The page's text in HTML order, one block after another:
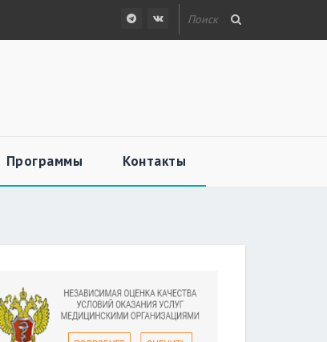
Программы Контакты